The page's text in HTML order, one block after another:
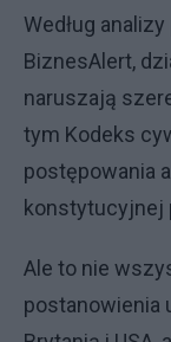
Według
BiznesAlert,
naruszają
tym Kodeks
postępowania
konstytucyjnej
Ale to nie
postanowienia